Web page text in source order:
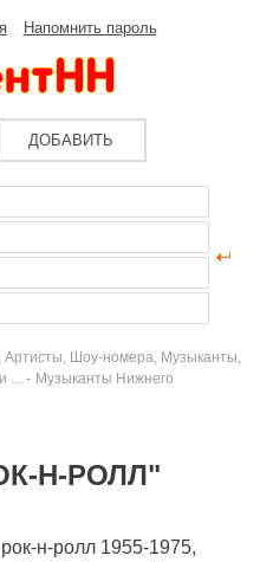
Напомнить пароль
ДОБАВИТЬ
Артисты, Шоу-номера, Музыканты,
- Музыканты Нижнего
Н-РОЛЛ"
н-ролл 1955-1975,